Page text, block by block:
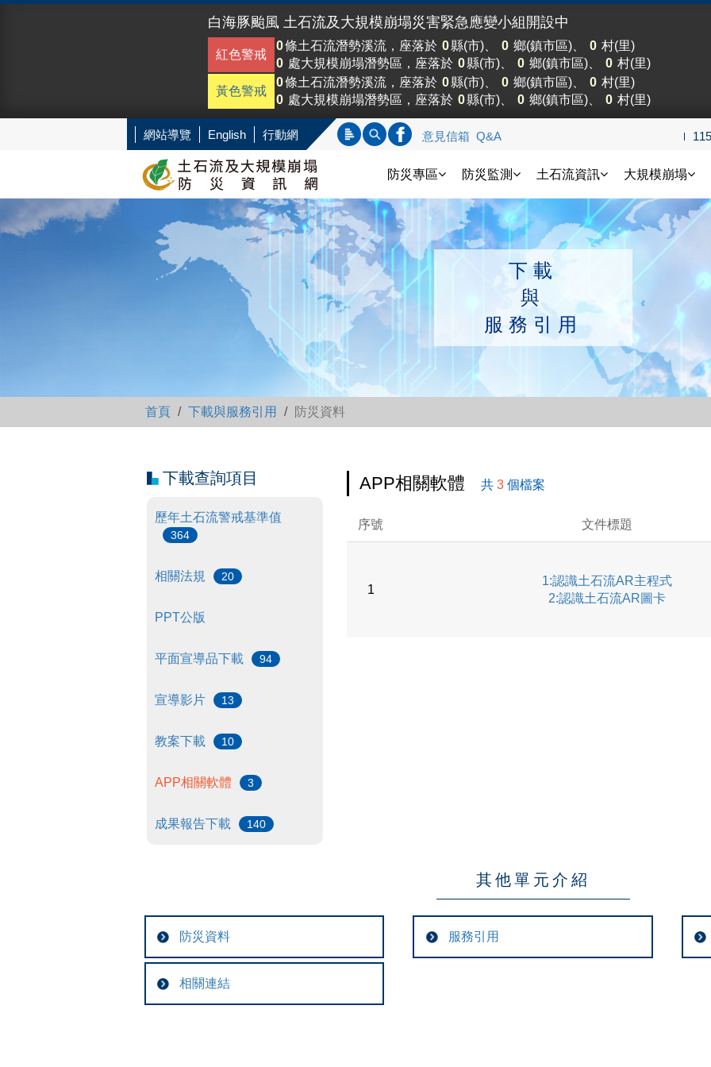
白海豚颱風 土石流及大規模崩塌災害緊急應變小組開設中
紅色警戒
0條土石流潛勢溪流，座落於 0縣(市)、 0 鄉(鎮市區)、 0 村(里)
0 處大規模崩塌潛勢區，座落於 0縣(市)、 0 鄉(鎮市區)、 0 村(里)
黃色警戒
0條土石流潛勢溪流，座落於 0縣(市)、 0 鄉(鎮市區)、 0 村(里)
0 處大規模崩塌潛勢區，座落於 0縣(市)、 0 鄉(鎮市區)、 0 村(里)
網站導覽 English 行動網 標題查詢內文查詢連結FB
意見信箱 Q&A
防災專區
防災監測 土石流資訊 大規模崩塌
下載
與
服務引用
首頁 下載與服務引用 防災資料
下載查詢項目
歷年土石流警戒基準值
364
相關法規 20
PPT公版
平面宣導品下載 94
宣導影片 13
教案下載 10
APP相關軟體 3
成果報告下載 140
APP相關軟體 共 3 個檔案
序號 文件標題
1
1:認識土石流AR主程式
2:認識土石流AR圖卡
其他單元介紹
防災資料 服務引用
相關連結